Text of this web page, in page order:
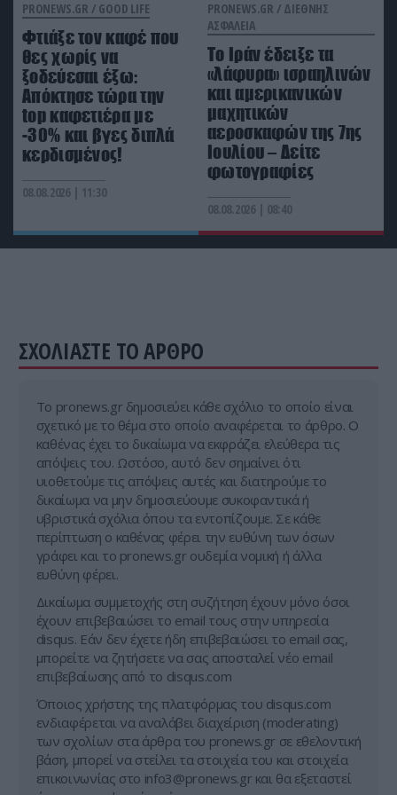
ΔΙΕΘΝΗΣ ΑΣΦΑΛΕΙΑ 23:28
Νέο κτύπημα στα Στενά του Ορμούζ: Πύραυλος
έπληξε πλοίο κοντά στο Ομάν
PRONEWS.GR / GOOD LIFE
Φτιάξε τον καφέ που
θες χωρίς να
ξοδεύεσαι έξω:
Απόκτησε τώρα την
top καφετιέρα με
-30% και βγες διπλά
κερδισμένος!
08.08.2026 | 11:30
PRONEWS.GR / ΔΙΕΘΝΗΣ
ΑΣΦΑΛΕΙΑ
Το Ιράν έδειξε τα
«λάφυρα» ισραηλινών
και αμερικανικών
μαχητικών
αεροσκαφών της 7ης
Ιουλίου – Δείτε
φωτογραφίες
08.08.2026 | 08:40
ΣΧΟΛΙΑΣΤΕ ΤΟ ΑΡΘΡΟ
Tο pronews.gr δημοσιεύει κάθε σχόλιο το οποίο είναι
σχετικό με το θέμα στο οποίο αναφέρεται το άρθρο. Ο
καθένας έχει το δικαίωμα να εκφράζει ελεύθερα τις
απόψεις του. Ωστόσο, αυτό δεν σημαίνει ότι
υιοθετούμε τις απόψεις αυτές και διατηρούμε το
δικαίωμα να μην δημοσιεύουμε συκοφαντικά ή
υβριστικά σχόλια όπου τα εντοπίζουμε. Σε κάθε
περίπτωση ο καθένας φέρει την ευθύνη των όσων
γράφει και το pronews.gr ουδεμία νομική ή άλλα
ευθύνη φέρει.
Δικαίωμα συμμετοχής στη συζήτηση έχουν μόνο όσοι
έχουν επιβεβαιώσει το email τους στην υπηρεσία
disqus. Εάν δεν έχετε ήδη επιβεβαιώσει το email σας,
μπορείτε να ζητήσετε να σας αποσταλεί νέο email
επιβεβαίωσης από το disqus.com
Όποιος χρήστης της πλατφόρμας του disqus.com
ενδιαφέρεται να αναλάβει διαχείριση (moderating)
των σχολίων στα άρθρα του pronews.gr σε εθελοντική
βάση, μπορεί να στείλει τα στοιχεία του και στοιχεία
επικοινωνίας στο info3@pronews.gr και θα εξεταστεί